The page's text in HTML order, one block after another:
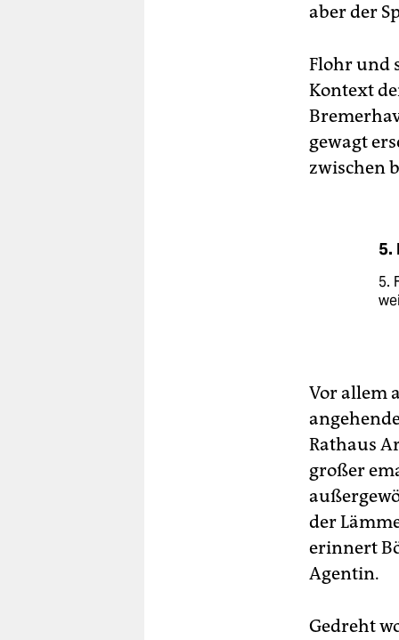
aber der
Flohr und
Kontext
gewagt
zwischen
5.
5.
Vor allem
Rathaus
großer
der
erinnert
Agentin.
Gedreht